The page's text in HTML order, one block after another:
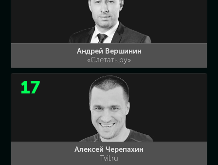
Андрей Вершинин
«Слетать.ру»
17
Алексей Черепахин
Tvil.ru